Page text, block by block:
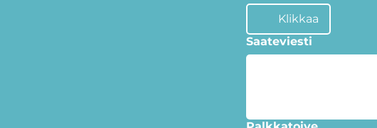
Klikkaa
Saateviesti